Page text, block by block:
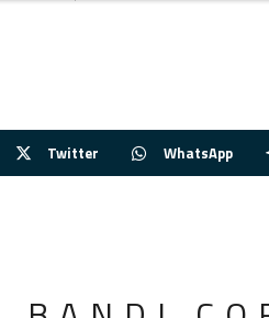
Twitter WhatsApp